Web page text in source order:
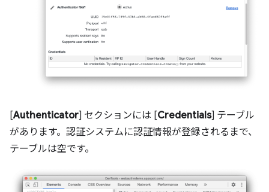
[Authenticator] セクションには [Credentials] テーブル
があります。認証システムに認証情報が登録されるまで、
テーブルは空です。